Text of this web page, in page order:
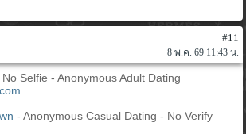
#11
8 พ.ค. 69 11:43 น.
Selfie - Anonymous Adult Dating
- Anonymous Casual Dating - No Verify